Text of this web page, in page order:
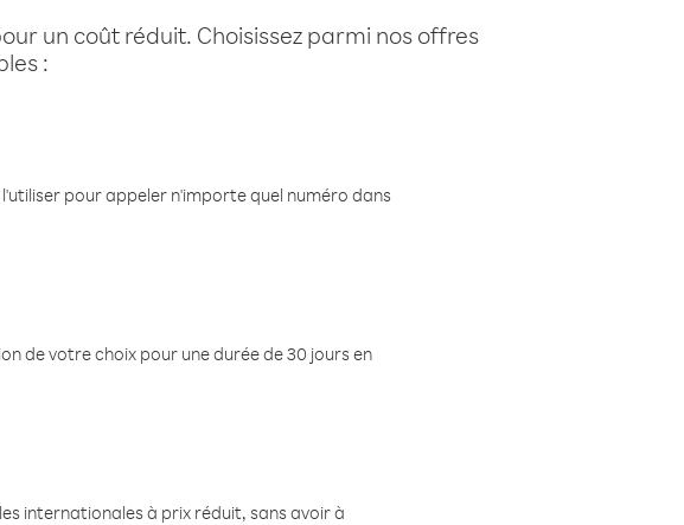
un coût réduit. Choisissez parmi nos offres
:
pour appeler n'importe quel numéro dans
de votre choix pour une durée de 30 jours en
internationales à prix réduit, sans avoir à